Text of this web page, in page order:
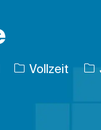
Auftragstyp
Vollzeit